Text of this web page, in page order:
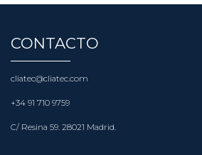
CONTACTO
cliatec@cliatec.com
+34 91 710 9759
C/ Resina 59. 28021 Madrid.